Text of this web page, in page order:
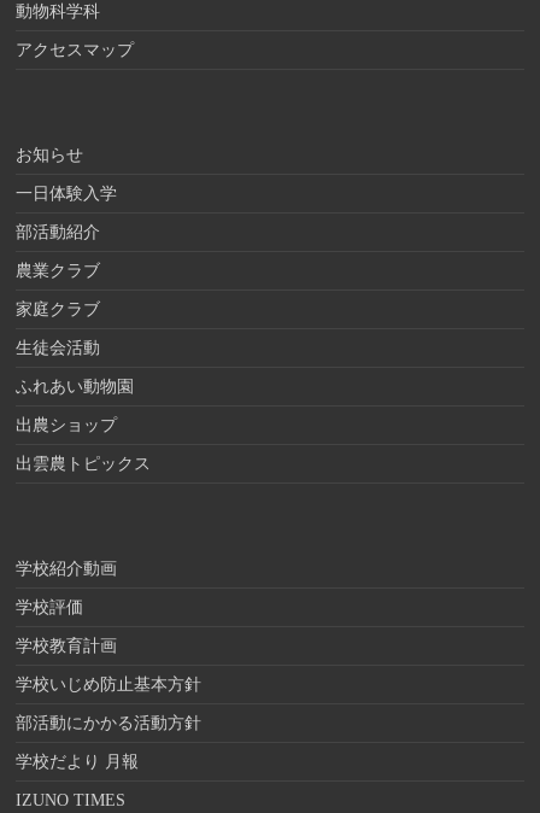
動物科学科
アクセスマップ
お知らせ
一日体験入学
部活動紹介
農業クラブ
家庭クラブ
生徒会活動
ふれあい動物園
出農ショップ
出雲農トピックス
学校紹介動画
学校評価
学校教育計画
学校いじめ防止基本方針
部活動にかかる活動方針
学校だより 月報
IZUNO TIMES